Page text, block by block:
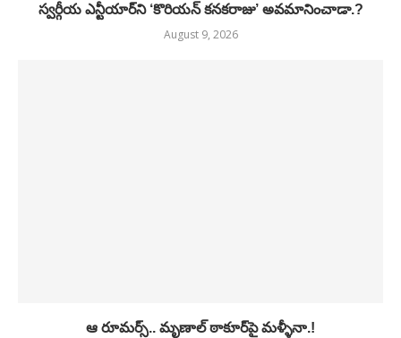
స్వర్గీయ ఎన్టీయార్‌ని ‘కొరియన్ కనకరాజు’ అవమానించాడా.?
August 9, 2026
ఆ రూమర్స్.. మృణాల్ ఠాకూర్‌పై మళ్ళీనా.!